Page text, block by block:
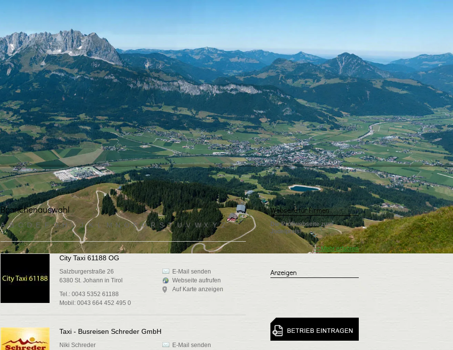
Branchenauswahl
A B C D E F G H I J K L M N O P Q R S T U V W X Y Z
City Taxi 61188 OG
Salzburgerstraße 26
6380 St. Johann in Tirol
Tel.: 0043 5352 61188
Mobil: 0043 664 452 495 0
E-Mail senden
Webseite aufrufen
Auf Karte anzeigen
Taxi - Busreisen Schreder GmbH
Niki Schreder
E-Mail senden
Webseite für Firmen
Die Profiwebseite zum
Jodelpreis!
-> Mehr erfahren
Anzeigen